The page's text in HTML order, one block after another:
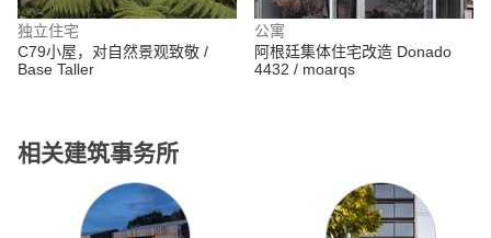
独立住宅
C79小屋，对自然景观致敬 /
Base Taller
相关建筑事务所
公寓
阿根廷集体住宅改造 Donado
4432 / moarqs